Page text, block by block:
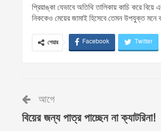
প্রিয়াঙ্কা যেভাবে অতিথি তালিকায় কাচি করে
নিককেও মেয়ের জামাই হিসেবে তেমন ‍উপযুক্ত মনে
শেয়ার Facebook Twitter
আগে
বিয়ের জন্য পাত্র পাচ্ছেন না ক্যাটরিনা!